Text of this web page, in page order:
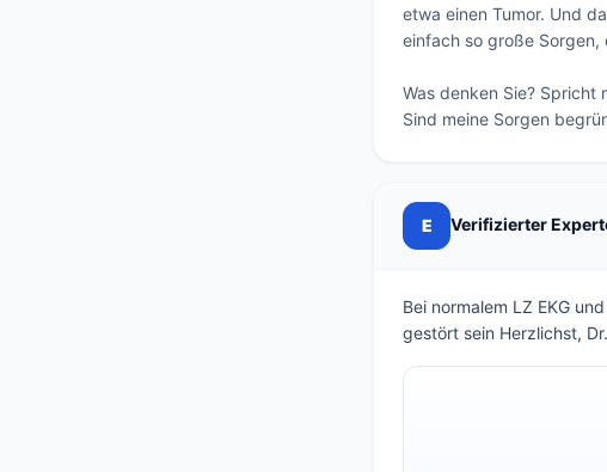
etwa einen Tumor. Und
einfach so große
Was denken Sie? Spricht
Sind meine Sorgen
E Verifizierter
Bei normalem LZ EKG
gestört sein Herzlichst,